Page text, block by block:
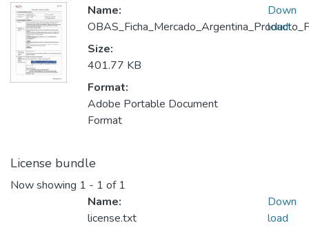
Name:
Size:
401.77 KB
Format:
Adobe Portable Document
Format
Down
load
License bundle
Now showing 1 - 1 of 1
Name:
license.txt
Down
load